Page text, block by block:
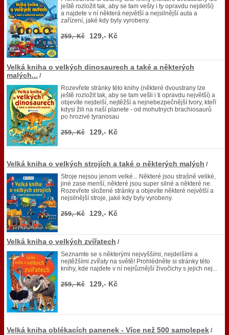
ještě rozložit tak, aby se tam vešly i ty opravdu nejdelší)
a najdete v ní některá největší a nejsilnější auta a
zařízení, jaké kdy byly vyrobeny.
259,- Kč 129,- Kč
Velká kniha o velkých dinosaurech a také a některých
malých... /
Rozevřete stránky této knihy (některé dvoustrany lze
ještě rozložit tak, aby se tam vešli i ti opravdu největší) a
objevíte nejdelší, nejtěžší a nejnebezpečnější tvory, kteří
kdysi žili na naší planete - od mohutných brachiosaurů
po hrozivé tyranosau
259,- Kč 129,- Kč
Velká kniha o velkých strojích a také o některých malých /
Stroje nejsou jenom velké... Některé jsou strašně veliké,
jiné zase menší, některé jsou super silné a některé ne.
Rozevřete složené stránky a objevíte některé největší a
nejsilnější stroje, jaké kdy byly vyrobeny.
259,- Kč 129,- Kč
Velká kniha o velkých zvířatech /
Seznamte se s některými nejvyššími, nejdelšími a
nejtěžšími zvířaty na světě! Prohlédněte si stránky této
knihy, kde najdete v ní nejrůznější živočichy s jejich nej...
259,- Kč 129,- Kč
Velká kniha oblékacích panenek - Více než 500 samolepek /